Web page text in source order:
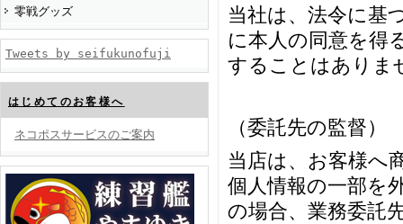
零戦グッズ
Tweets by seifukunofuji
はじめてのお客様へ
ネコポスサービスのご案内
当社は、法令に基
に本人の同意を得
することはありま
（委託先の監督）
当店は、お客様へ
個人情報の一部を
の場合、業務委託